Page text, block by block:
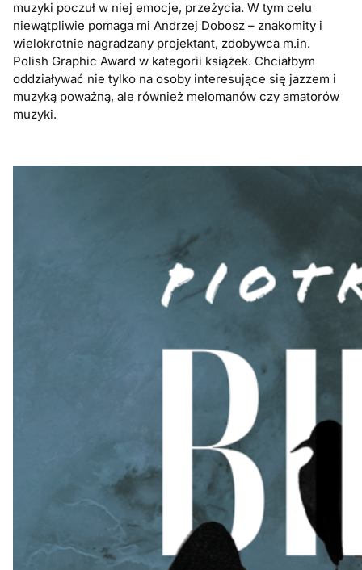
muzyki poczuł w niej emocje, przeżycia. W tym celu
niewątpliwie pomaga mi Andrzej Dobosz – znakomity i
wielokrotnie nagradzany projektant, zdobywca m.in.
Polish Graphic Award w kategorii książek. Chciałbym
oddziaływać nie tylko na osoby interesujące się jazzem i
muzyką poważną, ale również melomanów czy amatorów
muzyki.